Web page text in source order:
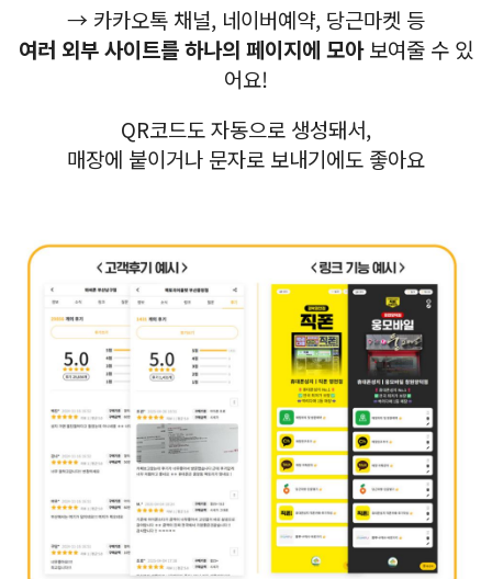
→ 카카오톡 채널, 네이버예약, 당근마켓 등
여러 외부 사이트를 하나의 페이지에 모아보여줄 수 있
어요!
QR코드도 자동으로 생성돼서,
매장에 붙이거나 문자로 보내기에도 좋아요